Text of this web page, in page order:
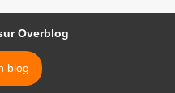
Overblog
blog